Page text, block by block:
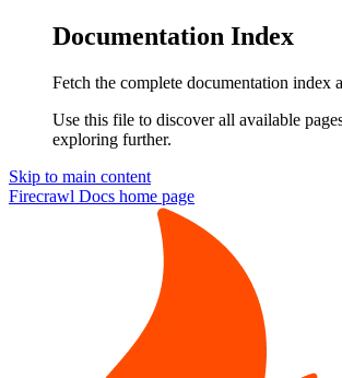
Documentation Index
Fetch the complete documentation index
Use this file to discover all available
exploring further.
Skip to main content
Firecrawl Docs home page